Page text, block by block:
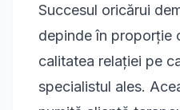
Succesul oricărui
depinde în proporție
calitatea relației pe
specialistul ales.